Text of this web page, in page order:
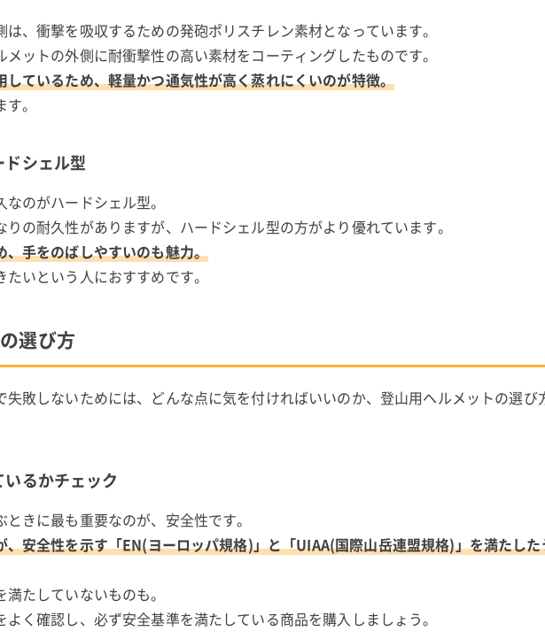
、衝撃を吸収するための発砲ポリスチレン素材となっています。
ットの外側に耐衝撃性の高い素材をコーティングしたものです。
しているため、軽量かつ通気性が高く蒸れにくいのが特徴。
。
シェル型
のがハードシェル型。
の耐久性がありますが、ハードシェル型の方がより優れています。
、手をのばしやすいのも魅力。
いという人におすすめです。
選び方
失敗しないためには、どんな点に気を付ければいいのか、登山用ヘルメットの選び
るかチェック
きに最も重要なのが、安全性です。
、安全性を示す「EN(ヨーロッパ規格)」と「UIAA(国際山岳連盟規格)」を満たし
たしていないものも。
く確認し、必ず安全基準を満たしている商品を購入しましょう。